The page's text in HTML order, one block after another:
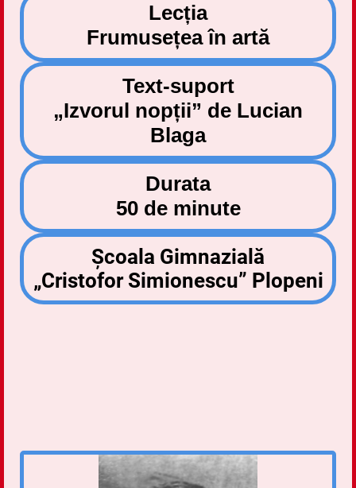
Lecția
Frumusețea în artă
Text-suport
„Izvorul nopții” de Lucian
Blaga
Durata
50 de minute
Școala Gimnazială
„Cristofor Simionescu” Plopeni